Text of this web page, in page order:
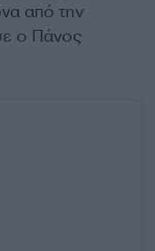
από την
ο Πάνος